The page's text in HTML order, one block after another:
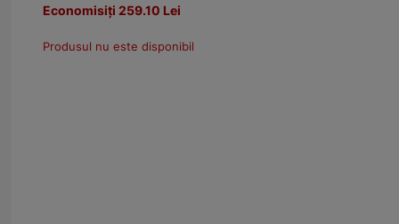
Economisiți 259.10 Lei
Produsul nu este disponibil